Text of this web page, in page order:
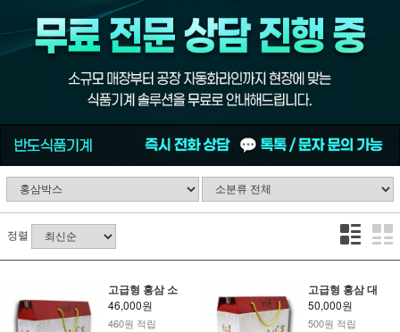
정렬
고급형 홍삼 소
46,000원
460원 적립
고급형 홍삼 대
50,000원
500원 적립